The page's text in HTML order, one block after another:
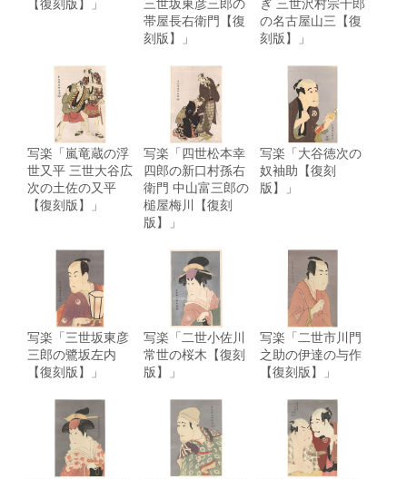
【復刻版】」
三世坂東彦三郎の
帯屋長右衛門【復
刻版】」
ぎ 三世沢村宗十郎
の名古屋山三【復
刻版】」
写楽「嵐竜蔵の浮
世又平 三世大谷広
次の土佐の又平
【復刻版】」
写楽「四世松本幸
四郎の新口村孫右
衛門 中山富三郎の
槌屋梅川【復刻
版】」
写楽「大谷徳次の
奴袖助【復刻
版】」
写楽「三世坂東彦
三郎の鷺坂左内
【復刻版】」
写楽「二世小佐川
常世の桜木【復刻
版】」
写楽「二世市川門
之助の伊達の与作
【復刻版】」